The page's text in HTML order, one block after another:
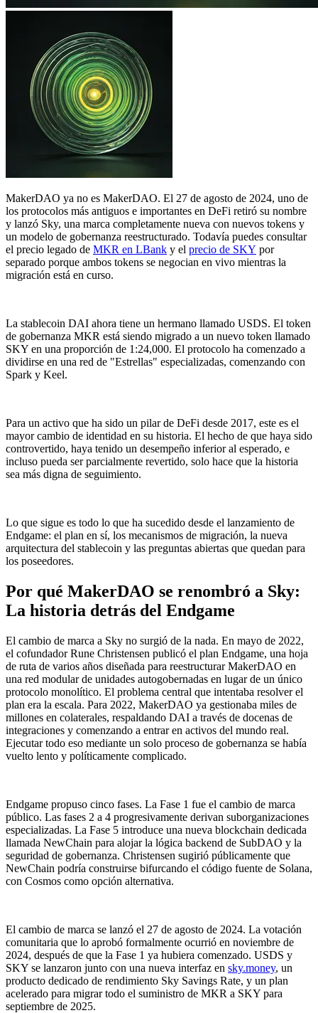
MakerDAO ya no es MakerDAO. El 27 de agosto de 2024, uno de
los protocolos más antiguos e importantes en DeFi retiró su nombre
y lanzó Sky, una marca completamente nueva con nuevos tokens y
un modelo de gobernanza reestructurado. Todavía puedes consultar
el precio legado de MKR en LBank y el precio de SKY por
separado porque ambos tokens se negocian en vivo mientras la
migración está en curso.
La stablecoin DAI ahora tiene un hermano llamado USDS. El token
de gobernanza MKR está siendo migrado a un nuevo token llamado
SKY en una proporción de 1:24,000. El protocolo ha comenzado a
dividirse en una red de "Estrellas" especializadas, comenzando con
Spark y Keel.
Para un activo que ha sido un pilar de DeFi desde 2017, este es el
mayor cambio de identidad en su historia. El hecho de que haya sido
controvertido, haya tenido un desempeño inferior al esperado, e
incluso pueda ser parcialmente revertido, solo hace que la historia
sea más digna de seguimiento.
Lo que sigue es todo lo que ha sucedido desde el lanzamiento de
Endgame: el plan en sí, los mecanismos de migración, la nueva
arquitectura del stablecoin y las preguntas abiertas que quedan para
los poseedores.
Por qué MakerDAO se renombró a Sky:
La historia detrás del Endgame
El cambio de marca a Sky no surgió de la nada. En mayo de 2022,
el cofundador Rune Christensen publicó el plan Endgame, una hoja
de ruta de varios años diseñada para reestructurar MakerDAO en
una red modular de unidades autogobernadas en lugar de un único
protocolo monolítico. El problema central que intentaba resolver el
plan era la escala. Para 2022, MakerDAO ya gestionaba miles de
millones en colaterales, respaldando DAI a través de docenas de
integraciones y comenzando a entrar en activos del mundo real.
Ejecutar todo eso mediante un solo proceso de gobernanza se había
vuelto lento y políticamente complicado.
Endgame propuso cinco fases. La Fase 1 fue el cambio de marca
público. Las fases 2 a 4 progresivamente derivan suborganizaciones
especializadas. La Fase 5 introduce una nueva blockchain dedicada
llamada NewChain para alojar la lógica backend de SubDAO y la
seguridad de gobernanza. Christensen sugirió públicamente que
NewChain podría construirse bifurcando el código fuente de Solana,
con Cosmos como opción alternativa.
El cambio de marca se lanzó el 27 de agosto de 2024. La votación
comunitaria que lo aprobó formalmente ocurrió en noviembre de
2024, después de que la Fase 1 ya hubiera comenzado. USDS y
SKY se lanzaron junto con una nueva interfaz en sky.money, un
producto dedicado de rendimiento Sky Savings Rate, y un plan
acelerado para migrar todo el suministro de MKR a SKY para
septiembre de 2025.